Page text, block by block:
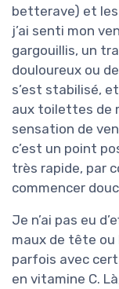
betterave) et
j’ai senti mon
gargouillis, un
douloureux ou
s’est stabilisé,
aux toilettes de
sensation de
c’est un point
très rapide, par
commencer
Je n’ai pas eu
maux de tête ou
parfois avec
en vitamine C.